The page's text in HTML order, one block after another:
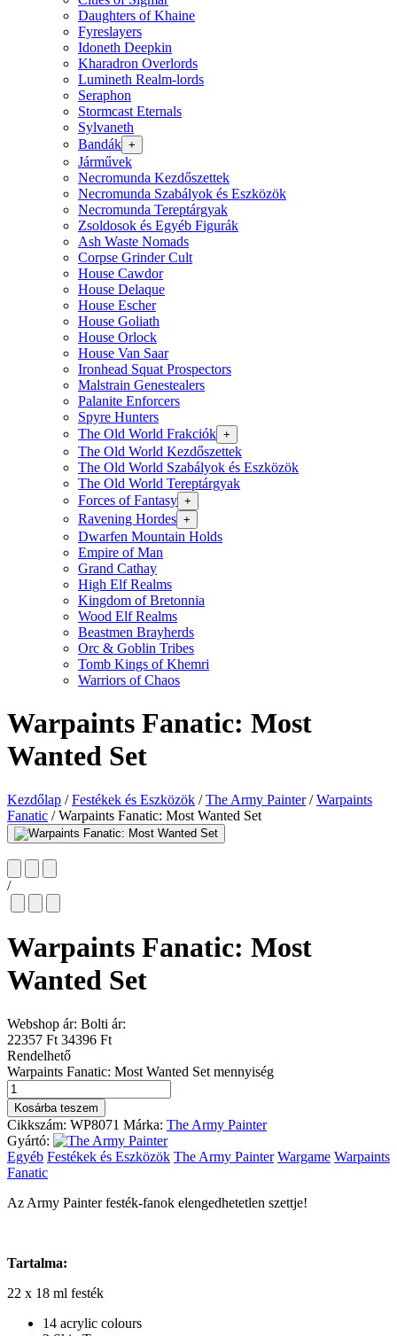
Daughters of Khaine
Fyreslayers
Idoneth Deepkin
Kharadron Overlords
Lumineth Realm-lords
Seraphon
Stormcast Eternals
Sylvaneth
Bandák +
Járművek
Necromunda Kezdőszettek
Necromunda Szabályok és Eszközök
Necromunda Tereptárgyak
Zsoldosok és Egyéb Figurák
Ash Waste Nomads
Corpse Grinder Cult
House Cawdor
House Delaque
House Escher
House Goliath
House Orlock
House Van Saar
Ironhead Squat Prospectors
Malstrain Genestealers
Palanite Enforcers
Spyre Hunters
The Old World Frakciók +
The Old World Kezdőszettek
The Old World Szabályok és Eszközök
The Old World Tereptárgyak
Forces of Fantasy +
Ravening Hordes +
Dwarfen Mountain Holds
Empire of Man
Grand Cathay
High Elf Realms
Kingdom of Bretonnia
Wood Elf Realms
Beastmen Brayherds
Orc & Goblin Tribes
Tomb Kings of Khemri
Warriors of Chaos
Warpaints Fanatic: Most
Wanted Set
Kezdőlap / Festékek és Eszközök / The Army Painter / Warpaints
Fanatic /Warpaints Fanatic: Most Wanted Set
/
Warpaints Fanatic: Most
Wanted Set
Webshop ár: Bolti ár:
22357 Ft 34396 Ft
Rendelhető
Warpaints Fanatic: Most Wanted Set mennyiség
Kosárba teszem
Cikkszám: WP8071 Márka: The Army Painter
Gyártó:
Egyéb Festékek és Eszközök The Army Painter Wargame Warpaints
Fanatic
Az Army Painter festék-fanok elengedhetetlen szettje!
Tartalma:
22 x 18 ml festék
14 acrylic colours